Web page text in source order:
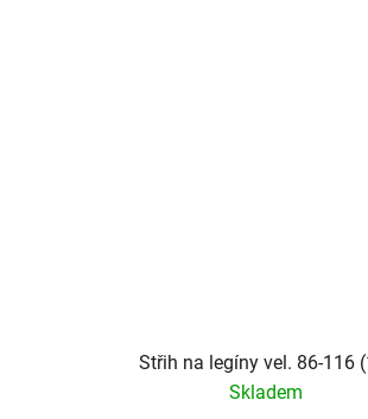
Střih na legíny vel. 86-116
Skladem